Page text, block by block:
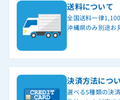
送料について
全国送料一律
沖縄県のみ別途お
決済方法につ
選べる5種類の決済